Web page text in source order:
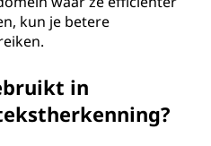
kun je betere
in